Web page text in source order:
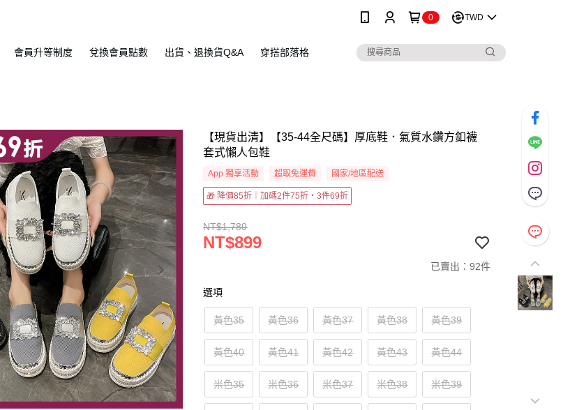
0 TWD
會員升等制度 兌換會員點數 出貨、退換貨Q&A 穿搭部落格
【現貨出清】【35-44全尺碼】厚底鞋．氣質水鑽方釦襪
套式懶人包鞋
App 獨享活動 超取免運費 國家/地區配送
🎁 降價85折｜加碼2件75折・3件69折
NT$1,780
NT$899
已賣出：92件
選項
黃色35 黃色36 黃色37 黃色38 黃色39
黃色40 黃色41 黃色42 黃色43 黃色44
米色35 米色36 米色37 米色38 米色39